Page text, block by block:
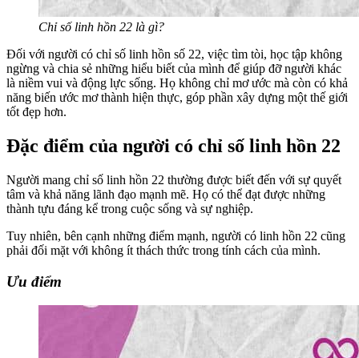
Chỉ số linh hồn 22 là gì?
Đối với người có chỉ số linh hồn số 22, việc tìm tòi, học tập không
ngừng và chia sẻ những hiểu biết của mình để giúp đỡ người khác
là niềm vui và động lực sống. Họ không chỉ mơ ước mà còn có khả
năng biến ước mơ thành hiện thực, góp phần xây dựng một thế giới
tốt đẹp hơn.
Đặc điểm của người có chỉ số linh hồn 22
Người mang chỉ số linh hồn 22 thường được biết đến với sự quyết
tâm và khả năng lãnh đạo mạnh mẽ. Họ có thể đạt được những
thành tựu đáng kể trong cuộc sống và sự nghiệp.
Tuy nhiên, bên cạnh những điểm mạnh, người có linh hồn 22 cũng
phải đối mặt với không ít thách thức trong tính cách của mình.
Ưu điểm